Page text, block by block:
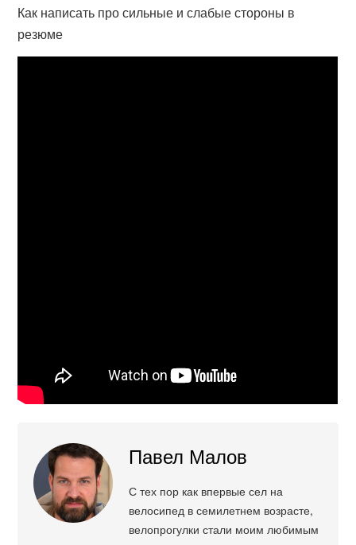
Как написать про сильные и слабые стороны в
резюме
Павел Малов
С тех пор как впервые сел на
велосипед в семилетнем возрасте,
велопрогулки стали моим любимым